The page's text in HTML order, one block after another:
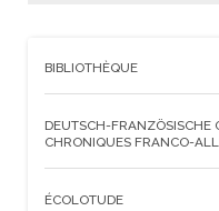
BIBLIOTHÈQUE
DEUTSCH-
CHRONIQUES FRANCO-
ÉCOLOTUDE